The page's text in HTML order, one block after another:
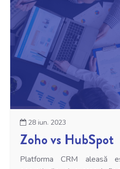
28 iun. 2023
Zoho vs HubSpot
Platforma CRM aleasă